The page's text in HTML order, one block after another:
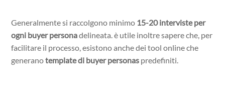
Generalmente si raccolgono minimo 15-20 interviste per
ogni buyer personadelineata. è utile inoltre sapere che, per
facilitare il processo, esistono anche dei tool online che
generanotemplate di buyer personas predefiniti.